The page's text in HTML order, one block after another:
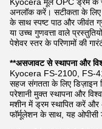
अनलॉक करें। सटीकता के लिए
के साथ स्पष्ट पाठ और जीवंत
या उच्च गुणवत्ता वाले
पेशेवर स्तर के परिणामों की
**असजावट से स्थापना और
Kyocera FS-2100, FS-
सहज संगतता के लिए
परेशानी मुक्त स्थापना और
मशीन में ड्रम स्थापित करें
फॉर्मूलेशन के साथ, यह ओपीसी